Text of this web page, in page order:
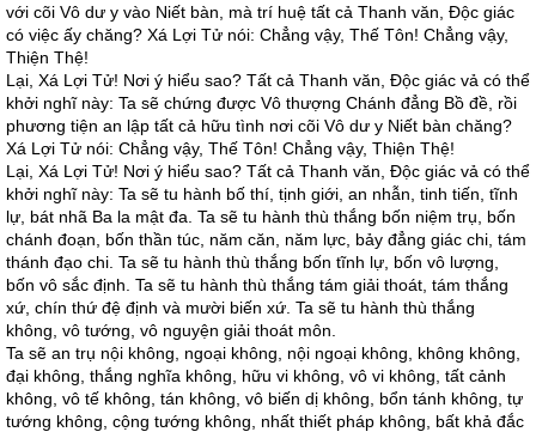
với cõi Vô dư y vào Niết bàn, mà trí huệ tất cả Thanh văn, Độc giác
có việc ấy chăng? Xá Lợi Tử nói: Chẳng vậy, Thế Tôn! Chẳng vậy,
Thiện Thệ!
Lại, Xá Lợi Tử! Nơi ý hiểu sao? Tất cả Thanh văn, Độc giác vả có thể
khởi nghĩ này: Ta sẽ chứng được Vô thượng Chánh đẳng Bồ đề, rồi
phương tiện an lập tất cả hữu tình nơi cõi Vô dư y Niết bàn chăng?
Xá Lợi Tử nói: Chẳng vậy, Thế Tôn! Chẳng vậy, Thiện Thệ!
Lại, Xá Lợi Tử! Nơi ý hiểu sao? Tất cả Thanh văn, Độc giác vả có thể
khởi nghĩ này: Ta sẽ tu hành bố thí, tịnh giới, an nhẫn, tinh tiến, tĩnh
lự, bát nhã Ba la mật đa. Ta sẽ tu hành thù thắng bốn niệm trụ, bốn
chánh đoạn, bốn thần túc, năm căn, năm lực, bảy đẳng giác chi, tám
thánh đạo chi. Ta sẽ tu hành thù thắng bốn tĩnh lự, bốn vô lượng,
bốn vô sắc định. Ta sẽ tu hành thù thắng tám giải thoát, tám thắng
xứ, chín thứ đệ định và mười biến xứ. Ta sẽ tu hành thù thắng
không, vô tướng, vô nguyện giải thoát môn.
Ta sẽ an trụ nội không, ngoại không, nội ngoại không, không không,
đại không, thắng nghĩa không, hữu vi không, vô vi không, tất cảnh
không, vô tế không, tán không, vô biến dị không, bổn tánh không, tự
tướng không, cộng tướng không, nhất thiết pháp không, bất khả đắc